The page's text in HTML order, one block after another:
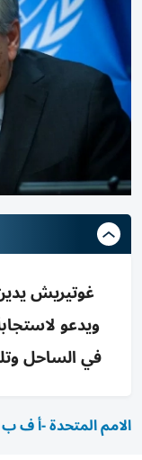
غوتيريش
ويدعو
في الساحل
الامم المتحدة -أ ف ب